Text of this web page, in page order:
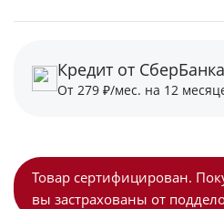
Товар сертифицирован.
вы застрахованы от
Кредит от СберБанка
От 279 ₽/мес. на 12